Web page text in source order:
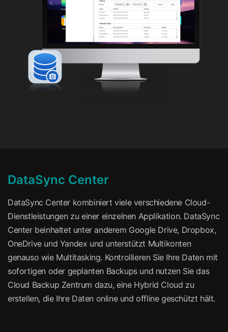
DataSync Center
DataSync Center kombiniert viele verschiedene Cloud-
Dienstleistungen zu einer einzelnen Applikation. DataSync
Center beinhaltet unter anderem Google Drive, Dropbox,
OneDrive und Yandex und unterstützt Multikonten
genauso wie Multitasking. Kontrollieren Sie Ihre Daten mit
sofortigen oder geplanten Backups und nutzen Sie das
Cloud Backup Zentrum dazu, eine Hybrid Cloud zu
erstellen, die Ihre Daten online und offline geschützt hält.